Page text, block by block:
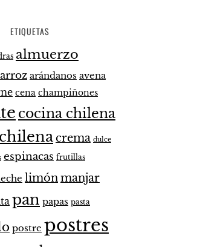
ETIQUETAS
almuerzo
arroz arándanos avena
cena champiñones
cocina chilena
crema dulce
espinacas frutillas
limónmanjar
pan papas pasta
postre postres